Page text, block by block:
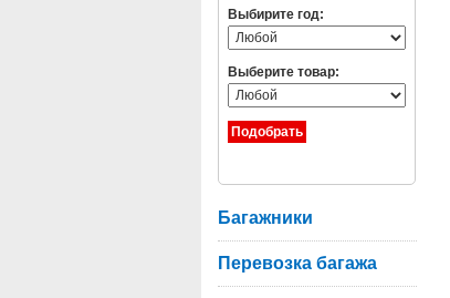
Выбирите год:
Выберите товар:
Багажники
Перевозка багажа